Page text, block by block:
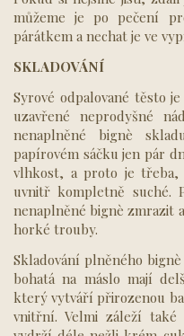
můžeme je po pečení
párátkem a nechat je ve
SKLADOVÁNÍ
Syrové odpalované těsto
uzavřené neprodyšné
nenaplněné bignè
papírovém sáčku jen pár
vlhkost, a proto je třeba,
uvnitř kompletně suché.
nenaplněné bignè zmrazit
horké trouby.
Skladování plněného
bohatá na máslo mají
který vytváří přirozenou
vnitřní. Velmi záleží